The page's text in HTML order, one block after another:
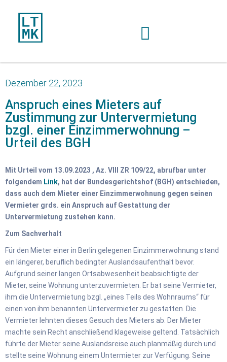
Dezember 22, 2023
Anspruch eines Mieters auf
Zustimmung zur Untervermietung
bzgl. einer Einzimmerwohnung –
Urteil des BGH
Mit Urteil vom 13.09.2023 , Az. VIII ZR 109/22, abrufbar unter
folgendem Link, hat der Bundesgerichtshof (BGH) entschieden,
dass auch dem Mieter einer Einzimmerwohnung gegen seinen
Vermieter grds. ein Anspruch auf Gestattung der
Untervermietung zustehen kann.
Zum Sachverhalt
Für den Mieter einer in Berlin gelegenen Einzimmerwohnung stand
ein längerer, beruflich bedingter Auslandsaufenthalt bevor.
Aufgrund seiner langen Ortsabwesenheit beabsichtigte der
Mieter, seine Wohnung unterzuvermieten. Er bat seine Vermieter,
ihm die Untervermietung bzgl. „eines Teils des Wohnraums“ für
einen von ihm benannten Untervermieter zu gestatten. Die
Vermieter lehnten dieses Gesuch des Mieters ab. Der Mieter
machte sein Recht anschließend klageweise geltend. Tatsächlich
führte der Mieter seine Auslandsreise auch planmäßig durch und
stellte seine Wohnung einem Untermieter zur Verfügung. Seine